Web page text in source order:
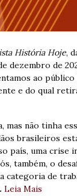
História Hoje,
dezembro de
ao
e do qual
não tinha
brasileiros
país, uma crise
também, o
categoria de
. Leia Mais